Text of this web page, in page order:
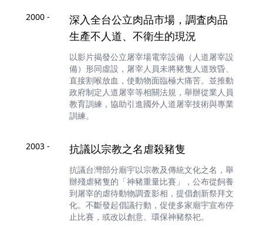
2000 -
深入全台公立肉品市場，調査肉品
生產不人道、不衛生的現況
以影片揭發公立屠宰場電宰設備（人道屠宰設
備）形同虛設，屠宰人員未將豬隻人道致昏、
直接割喉放血，使動物面臨極大痛苦。並推動
政府制定人道屠宰等相關法規，舉辦從業人員
教育訓練，協助引進國外人道屠宰技術與專業
訓練。
2003 - 抗議以宗教之名虐殺豬隻
抗議台灣部分廟宇以宗教及傳統文化之名，舉
辦殘虐豬隻的「神豬重量比賽」，公布從飼養
到屠宰的虐待動物調査影相，提倡創新祭拜文
化。不斷發起倡議行動，促使多家廟宇宣布停
止比賽，或改以創意、環保神豬祭祀。